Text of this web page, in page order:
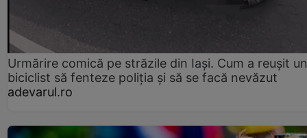
Urmărire comică pe străzile din Iași. Cum a reușit un
biciclist să fenteze poliția și să se facă nevăzut
adevarul.ro